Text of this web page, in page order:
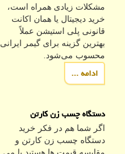
مشکلات زیادی همراه است،
خرید دیجیتال یا همان اکانت
قانونی پلی استیشن عملاً
بهترین گزینه برای گیمر ایرانی
محسوب می‌شود.
ادامه ...
دستگاه چسب زن کارتن
اگر شما هم در فکر خرید
دستگاه چسب زن کارتن و